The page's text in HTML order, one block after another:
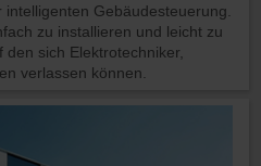
Gebäudesteuerung.
zu installieren und leicht zu
sich Elektrotechniker,
verlassen können.